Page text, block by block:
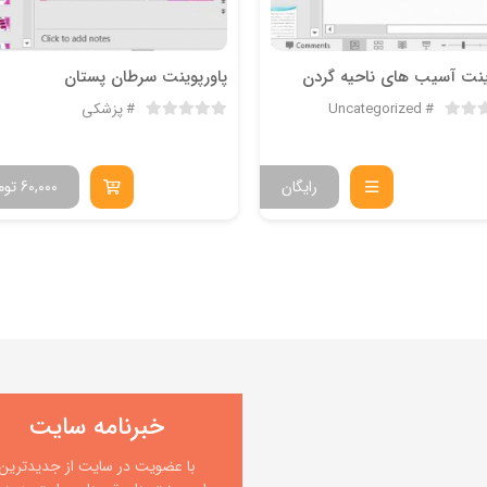
آسیب های ناحیه گردن
Uncategorized
رایگان
پاورپوینت سرطان پستان
پزشکی
60,000
خبرنامه سایت
با عضویت در سایت از